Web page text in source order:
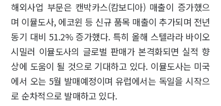
해외사업 부문은 캔박카스(캄보디아) 매출이 증가했으
며 이뮬도사, 에코윈 등 신규 품목 매출이 추가되며 전년
동기 대비 51.2% 증가했다. 특히 올해 스텔라라 바이오
시밀러 이뮬도사의 글로벌 판매가 본격화되면 실적 향
상에 도움이 될 것으로 기대하고 있다. 이뮬도사는 미국
에서 오는 5월 발매예정이며 유럽에서는 독일을 시작으
로 순차적으로 발매하고 있다.